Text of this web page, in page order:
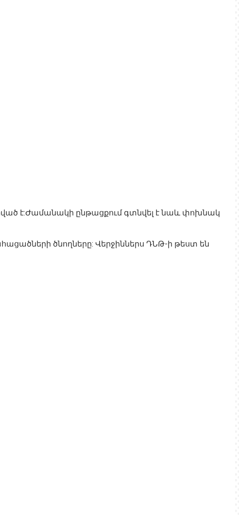
է:Ժամանակի ընթացքում գտնվել է նաև փոխնակ
ծնողները: Վերջիններս ԴՆԹ-ի թեստ են